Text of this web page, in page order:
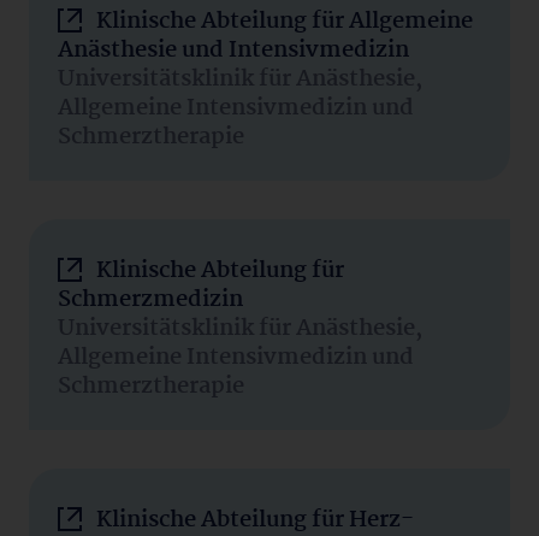
Klinische Abteilung für Allgemeine
Anästhesie und Intensivmedizin
Universitätsklinik für Anästhesie,
Allgemeine Intensivmedizin und
Schmerztherapie
Klinische Abteilung für
Schmerzmedizin
Universitätsklinik für Anästhesie,
Allgemeine Intensivmedizin und
Schmerztherapie
Klinische Abteilung für Herz-